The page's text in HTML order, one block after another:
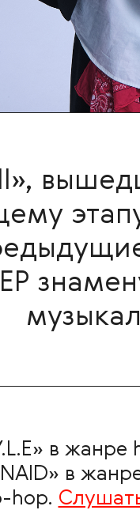
II»,
в
в
hop.